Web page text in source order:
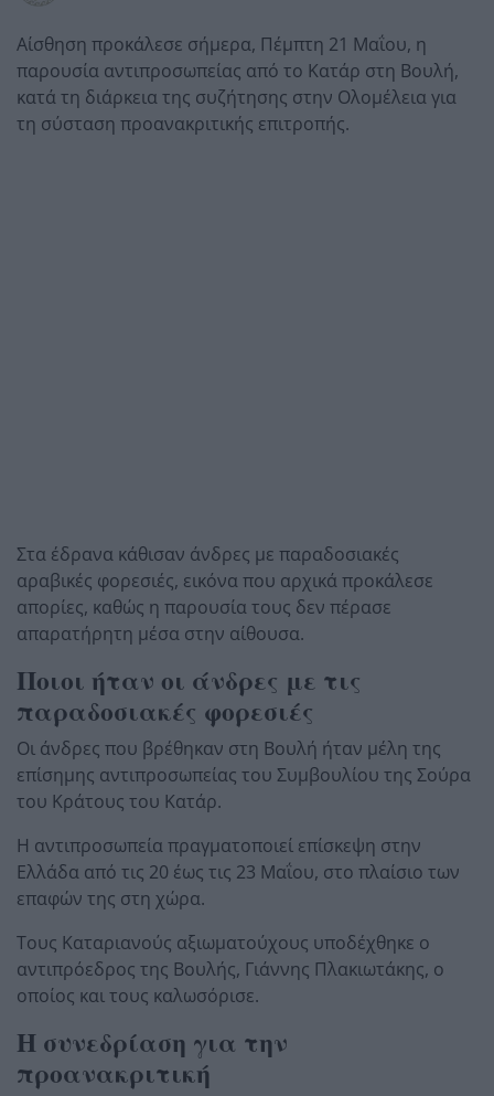
Αίσθηση προκάλεσε σήμερα, Πέμπτη 21 Μαΐου, η
παρουσία αντιπροσωπείας από το Κατάρ στη Βουλή,
κατά τη διάρκεια της συζήτησης στην Ολομέλεια για
τη σύσταση προανακριτικής επιτροπής.
Στα έδρανα κάθισαν άνδρες με παραδοσιακές
αραβικές φορεσιές, εικόνα που αρχικά προκάλεσε
απορίες, καθώς η παρουσία τους δεν πέρασε
απαρατήρητη μέσα στην αίθουσα.
Ποιοι ήταν οι άνδρες με τις
παραδοσιακές φορεσιές
Οι άνδρες που βρέθηκαν στη Βουλή ήταν μέλη της
επίσημης αντιπροσωπείας του Συμβουλίου της Σούρα
του Κράτους του Κατάρ.
Η αντιπροσωπεία πραγματοποιεί επίσκεψη στην
Ελλάδα από τις 20 έως τις 23 Μαΐου, στο πλαίσιο των
επαφών της στη χώρα.
Τους Καταριανούς αξιωματούχους υποδέχθηκε ο
αντιπρόεδρος της Βουλής, Γιάννης Πλακιωτάκης, ο
οποίος και τους καλωσόρισε.
Η συνεδρίαση για την
προανακριτική